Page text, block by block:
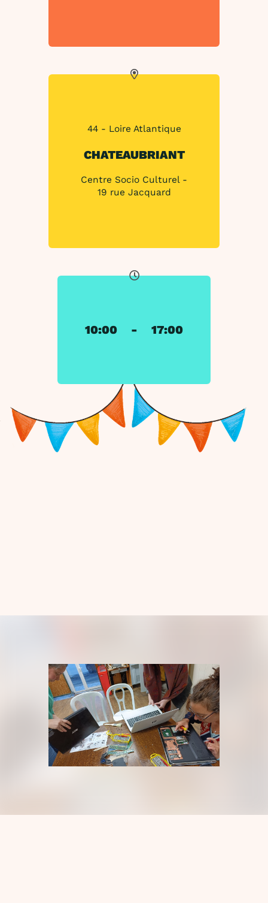
44 - Loire Atlantique
CHATEAUBRIANT
Centre Socio Culturel -
19 rue Jacquard
10:00 - 17:00